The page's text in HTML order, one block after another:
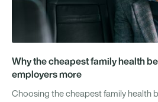
Why the cheapest family health
employers more
Choosing the cheapest family health